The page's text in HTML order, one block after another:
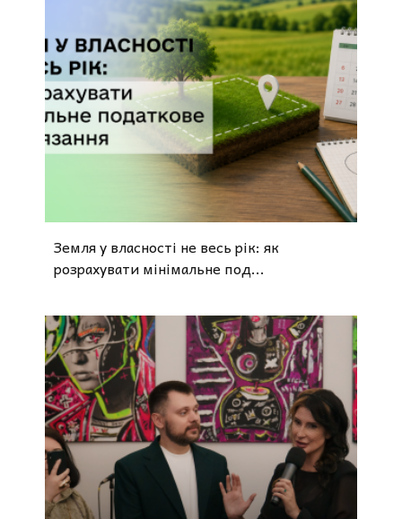
Земля у власності не весь рік: як
розрахувати мінімальне под...